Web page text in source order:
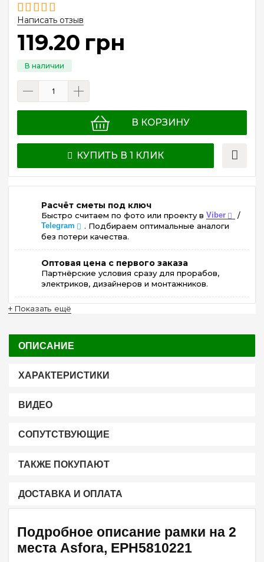
Написать отзыв
119.20 грн
В КОРЗИНУ
КУПИТЬ В 1 КЛИК
Расчёт сметы под ключ
Быстро считаем по фото или проекту в Viber /
Telegram
. Подбираем оптимальные аналоги
без потери качества.
Оптовая цена с первого заказа
Партнёрские условия сразу для прорабов,
электриков, дизайнеров и монтажников.
+ Показать ещё
ОПИСАНИЕ
ХАРАКТЕРИСТИКИ
ВИДЕО
СОПУТСТВУЮЩИЕ
ТАКЖЕ ПОКУПАЮТ
ДОСТАВКА И ОПЛАТА
Подробное описание рамки на 2
места Asfora, EPH5810221